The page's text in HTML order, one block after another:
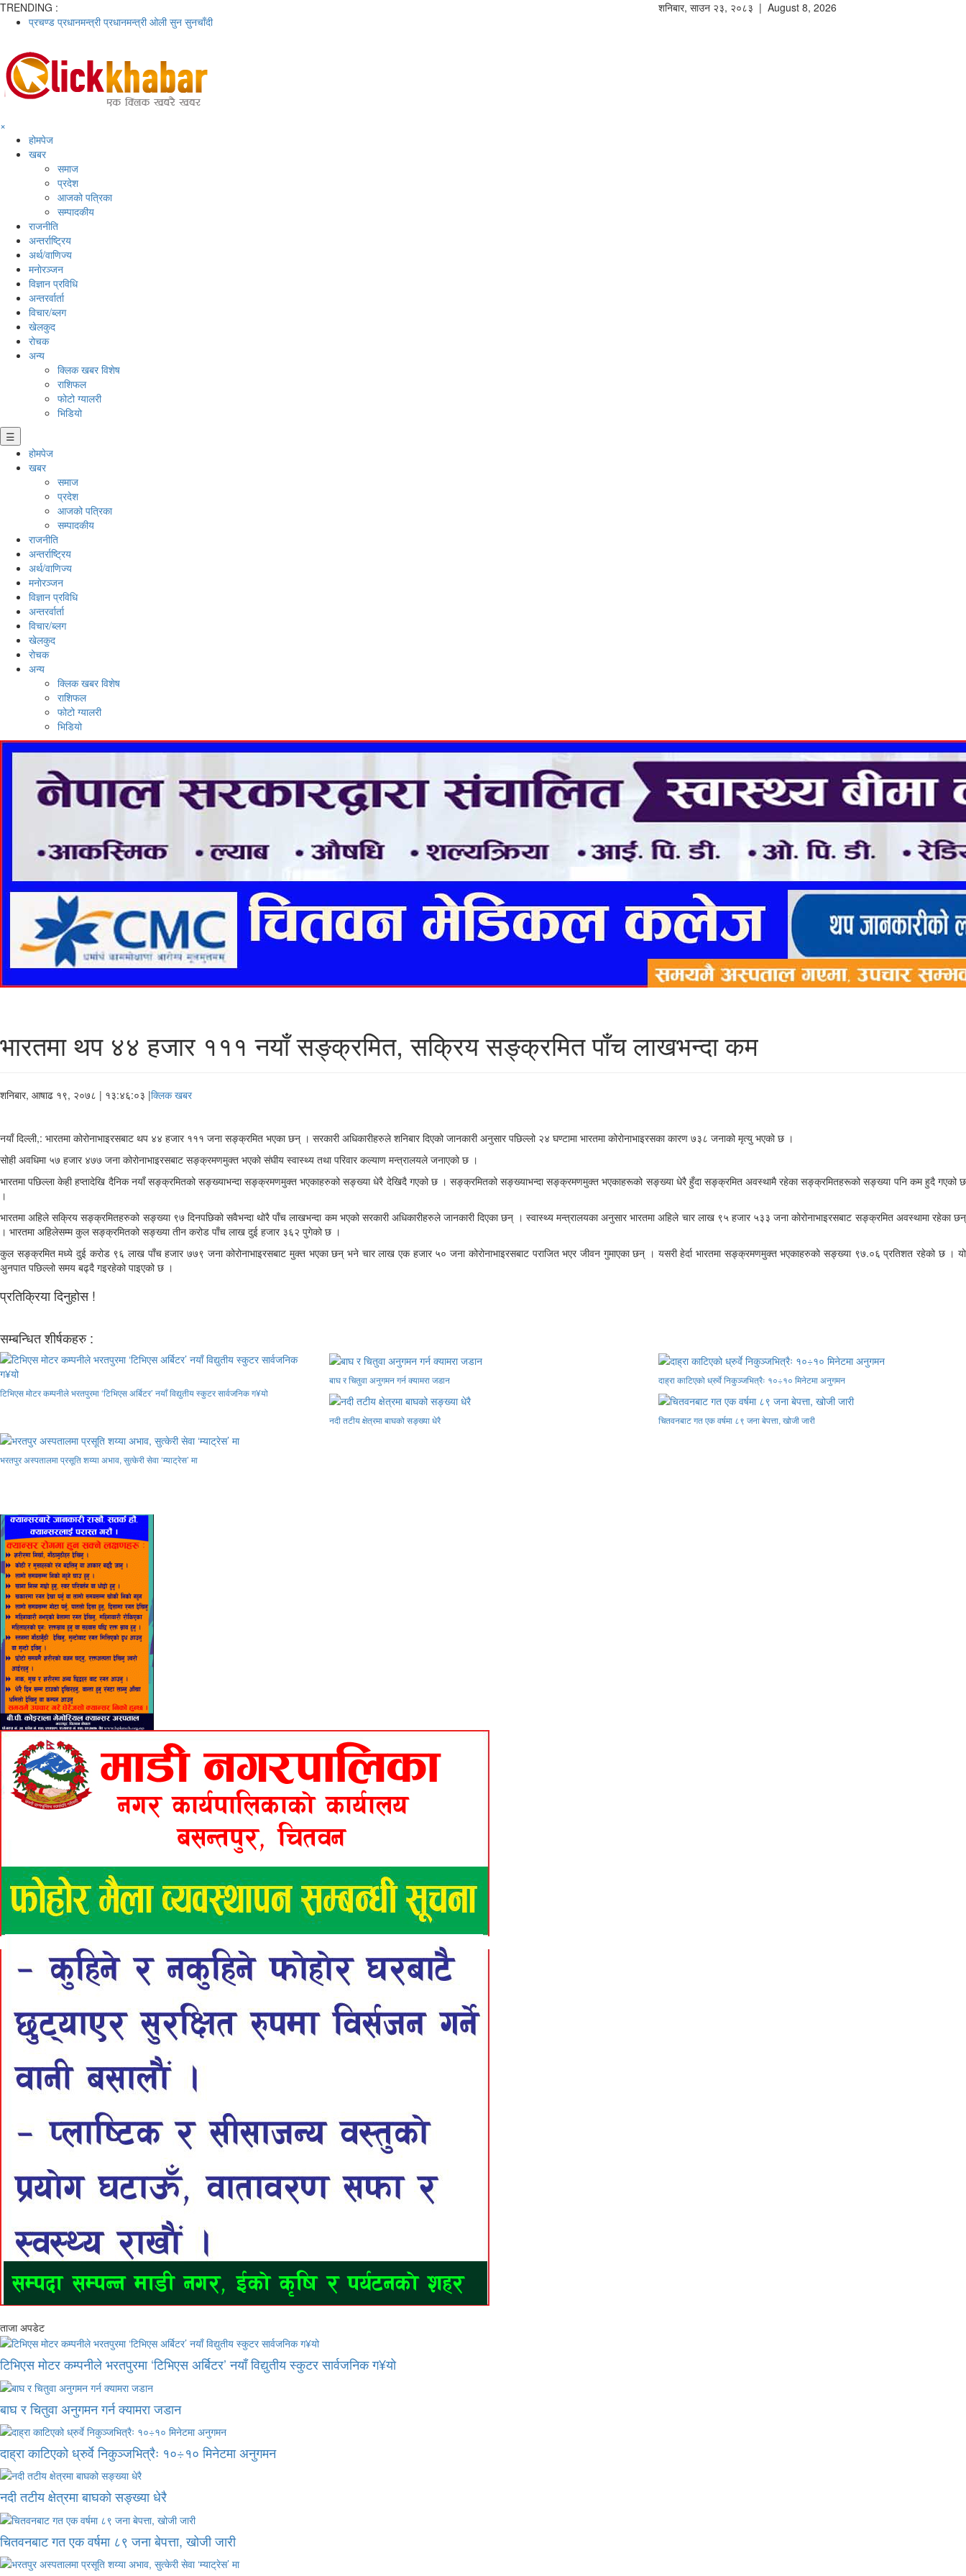
TRENDING :
प्रचण्ड प्रधानमन्त्री प्रधानमन्त्री ओली सुन सुनचाँदी
शनिबार, साउन २३, २०८३ | August 8, 2026
×
होमपेज
खबर
समाज
प्रदेश
आजको पत्रिका
सम्पादकीय
राजनीति
अन्तर्राष्ट्रिय
अर्थ/वाणिज्य
मनाेरञ्जन
विज्ञान प्रविधि
अन्तरर्वार्ता
विचार/ब्लग
खेलकुद
रोचक
अन्य
क्लिक खबर विशेष
राशिफल
फोटो ग्यालरी
भिडियो
☰
होमपेज
खबर
समाज
प्रदेश
आजको पत्रिका
सम्पादकीय
राजनीति
अन्तर्राष्ट्रिय
अर्थ/वाणिज्य
मनाेरञ्जन
विज्ञान प्रविधि
अन्तरर्वार्ता
विचार/ब्लग
खेलकुद
रोचक
अन्य
क्लिक खबर विशेष
राशिफल
फोटो ग्यालरी
भिडियो
भारतमा थप ४४ हजार १११ नयाँ सङ्क्रमित, सक्रिय सङ्क्रमित पाँच लाखभन्दा कम
शनिबार, आषाढ १९, २०७८ | १३:४६:०३ |क्लिक खबर
नयाँ दिल्ली,: भारतमा कोरोनाभाइरसबाट थप ४४ हजार १११ जना सङ्क्रमित भएका छन् । सरकारी अधिकारीहरुले शनिबार दिएको जानकारी अनुसार पछिल्लो २४ घण्टामा भारतमा कोरोनाभाइरसका कारण ७३८ जनाको मृत्यु भएको छ ।
सोही अवधिमा ५७ हजार ४७७ जना कोरोनाभाइरसबाट सङ्क्रमणमुक्त भएको संघीय स्वास्थ्य तथा परिवार कल्याण मन्त्रालयले जनाएको छ ।
भारतमा पछिल्ला केही हप्तादेखि दैनिक नयाँ सङ्क्रमितको सङ्ख्याभन्दा सङ्क्रमणमुक्त भएकाहरुको सङ्ख्या धेरै देखिदै गएको छ । सङ्क्रमितको सङ्ख्याभन्दा सङ्क्रमणमुक्त भएकाहरूको सङ्ख्या धेरै हुँदा सङ्क्रमित अवस्थामै रहेका सङ्क्रमितहरूको सङ्ख्या पनि कम हुदै गएको छ
।
भारतमा अहिले सक्रिय सङ्क्रमितहरुको सङ्ख्या ९७ दिनपछिको सवैभन्दा थोरै पाँच लाखभन्दा कम भएको सरकारी अधिकारीहरुले जानकारी दिएका छन् । स्वास्थ्य मन्त्रालयका अनुसार भारतमा अहिले चार लाख ९५ हजार ५३३ जना कोरोनाभाइरसबाट सङ्क्रमित अवस्थामा रहेका छन्
। भारतमा अहिलेसम्म कुल सङ्क्रमितको सङ्ख्या तीन करोड पाँच लाख दुई हजार ३६२ पुगेको छ ।
कुल सङ्क्रमित मध्ये दुई करोड ९६ लाख पाँच हजार ७७९ जना कोरोनाभाइरसबाट मुक्त भएका छन् भने चार लाख एक हजार ५० जना कोरोनाभाइरसबाट पराजित भएर जीवन गुमाएका छन् । यसरी हेर्दा भारतमा सङ्क्रमणमुक्त भएकाहरुको सङ्ख्या ९७.०६ प्रतिशत रहेको छ । यो
अुनपात पछिल्लो समय बढ्दै गइरहेको पाइएको छ ।
प्रतिक्रिया दिनुहोस !
सम्बन्धित शीर्षकहरु :
टिभिएस मोटर कम्पनीले भरतपुरमा ‘टिभिएस अर्बिटर’ नयाँ विद्युतीय स्कुटर सार्वजनिक ग¥यो
बाघ र चितुवा अनुगमन गर्न क्यामरा जडान दाह्रा काटिएको ध्रुर्वे निकुञ्जभित्रैः १०÷१० मिनेटमा अनुगमन
नदी तटीय क्षेत्रमा बाघको सङ्ख्या धेरै चितवनबाट गत एक वर्षमा ८९ जना बेपत्ता, खोजी जारी
भरतपुर अस्पतालमा प्रसूति शय्या अभाव, सुत्केरी सेवा ‘म्याट्रेस’ मा
ताजा अपडेट
टिभिएस मोटर कम्पनीले भरतपुरमा ‘टिभिएस अर्बिटर’ नयाँ विद्युतीय स्कुटर सार्वजनिक ग¥यो
बाघ र चितुवा अनुगमन गर्न क्यामरा जडान
दाह्रा काटिएको ध्रुर्वे निकुञ्जभित्रैः १०÷१० मिनेटमा अनुगमन
नदी तटीय क्षेत्रमा बाघको सङ्ख्या धेरै
चितवनबाट गत एक वर्षमा ८९ जना बेपत्ता, खोजी जारी